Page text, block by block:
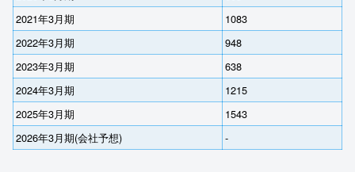
2021年3月期
1083
2022年3月期
948
2023年3月期
638
2024年3月期
1215
2025年3月期
1543
2026年3月期(会社予想)
‐